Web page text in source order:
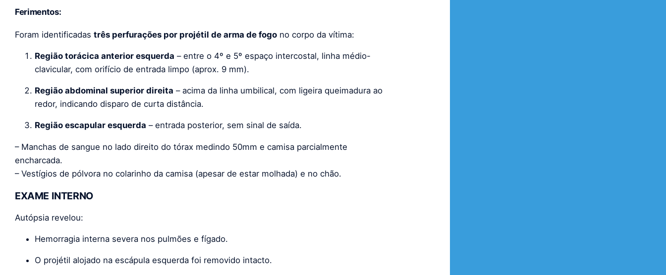
Ferimentos:
Foram identificadas três perfurações por projétil de arma de fogo no corpo da vítima:
Região torácica anterior esquerda – entre o 4º e 5º espaço intercostal, linha médio-
clavicular, com orifício de entrada limpo (aprox. 9 mm).
Região abdominal superior direita – acima da linha umbilical, com ligeira queimadura ao
redor, indicando disparo de curta distância.
Região escapular esquerda – entrada posterior, sem sinal de saída.
– Manchas de sangue no lado direito do tórax medindo 50mm e camisa parcialmente
encharcada.
– Vestígios de pólvora no colarinho da camisa (apesar de estar molhada) e no chão.
EXAME INTERNO
Autópsia revelou:
Hemorragia interna severa nos pulmões e fígado.
O projétil alojado na escápula esquerda foi removido intacto.